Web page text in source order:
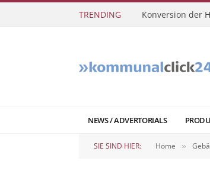
TRENDING Sanierung des
NEWS / ADVERTORIALS
SIE SIND HIER: Home »